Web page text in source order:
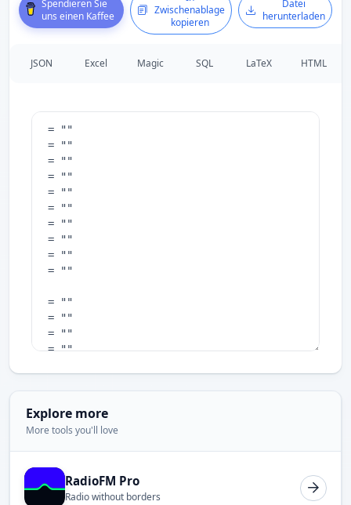
Spendieren Sie
uns einen Kaffee
Zwischenablage
kopieren
Datei
herunterladen
JSON Excel Magic SQL LaTeX HTML
Explore more
More tools you'll love
RadioFM Pro
Radio without borders